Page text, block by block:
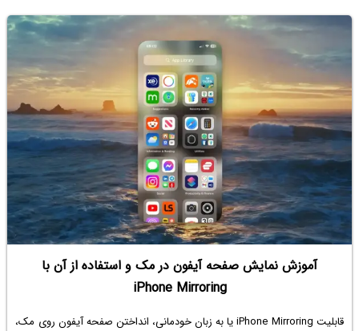
در کامپیوتر ببینید! در ادامه به ۵ قابلیت خاصی که Phone Link در گوشی‌های
سامسونگ دارد، می‌پردازیم.
آموزش نمایش صفحه آیفون در مک و استفاده از آن با
iPhone Mirroring
قابلیت iPhone Mirroring یا به زبان خودمانی، انداختن صفحه آیفون روی مک،